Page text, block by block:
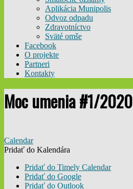
Aplikácia Munipolis
Odvoz odpadu
Zdravotníctvo
Sväté omše
Facebook
O projekte
Partneri
Kontakty
Moc umenia #1/2020
Calendar
Pridať do Kalendára
Pridať do Timely Calendar
Pridať do Google
Pridať do Outlook